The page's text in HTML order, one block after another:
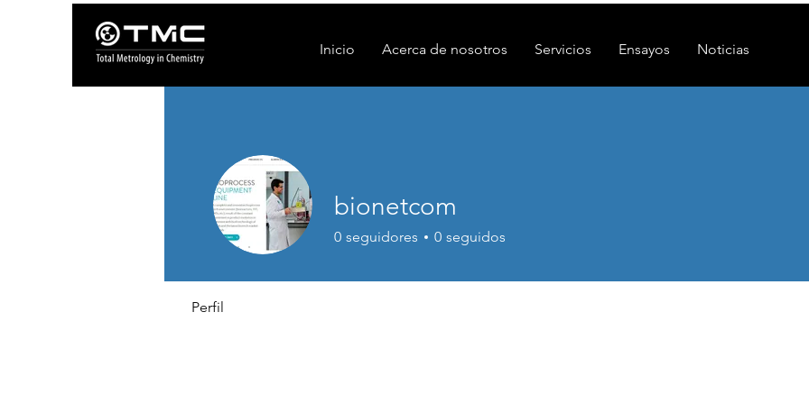
Inicio Acerca de nosotros Servicios Ensayos Noticias
bionetcom
0 seguidores 0 seguidos
Perfil